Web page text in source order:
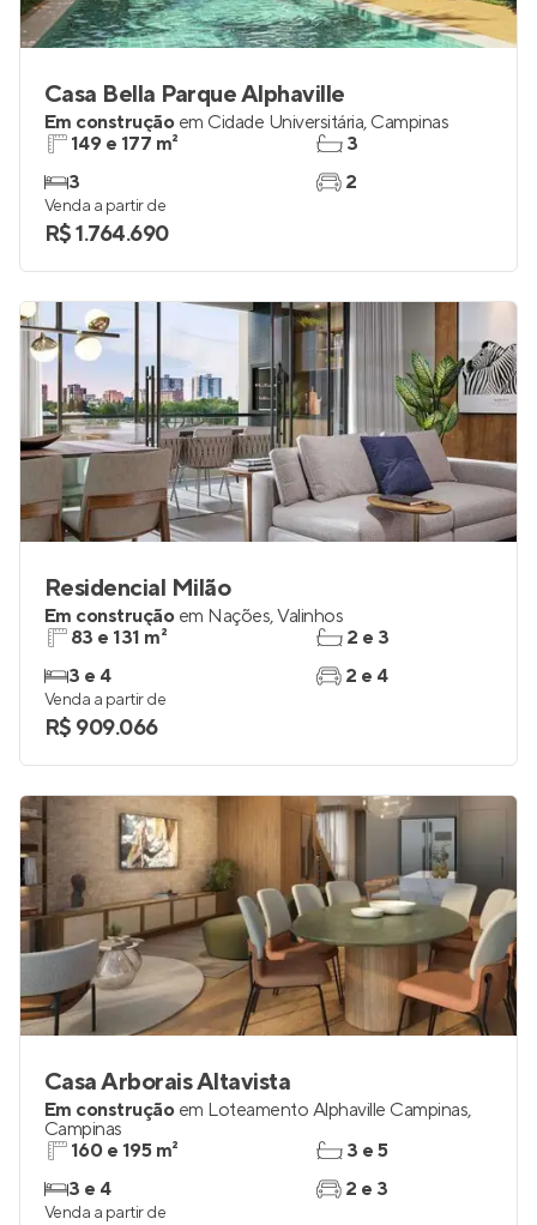
Casa Bella Parque Alphaville
Em construção em Cidade Universitária, Campinas
149 e 177 m²
3
3
2
Venda a partir de
R$ 1.764.690
Residencial Milão
Em construção em Nações,Valinhos
83 e 131 m²
3 e 4
2 e 3
2 e 4
Venda a partir de
R$ 909.066
Casa Arborais Altavista
Em construção em Loteamento Alphaville Campinas,
Campinas
160 e 195 m²
3 e 4
3 e 5
2 e 3
Venda a partir de